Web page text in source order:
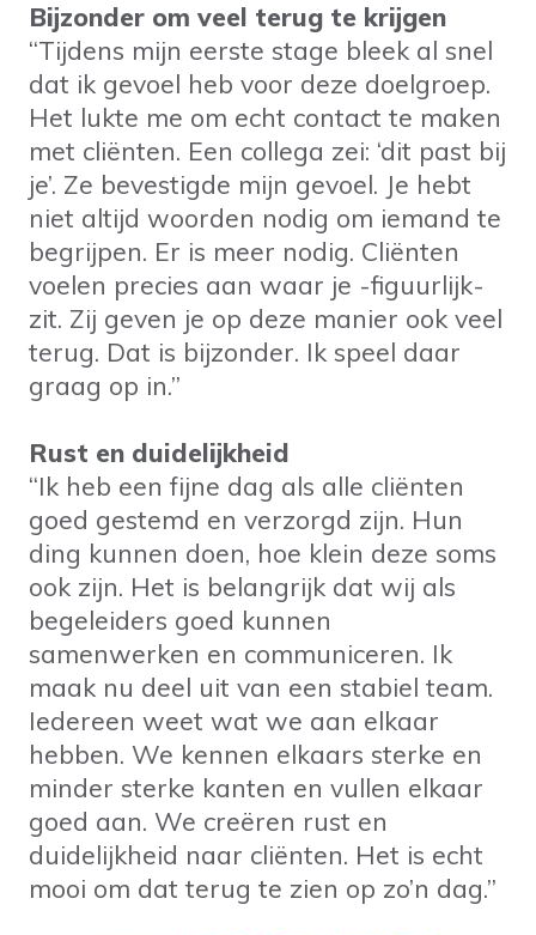
Bijzonder om veel terug te krijgen
“Tijdens mijn eerste stage bleek al snel
dat ik gevoel heb voor deze doelgroep.
Het lukte me om echt contact te maken
met cliënten. Een collega zei: ‘dit past bij
je’. Ze bevestigde mijn gevoel. Je hebt
niet altijd woorden nodig om iemand te
begrijpen. Er is meer nodig. Cliënten
voelen precies aan waar je -figuurlijk-
zit. Zij geven je op deze manier ook veel
terug. Dat is bijzonder. Ik speel daar
graag op in.”
Rust en duidelijkheid
“Ik heb een fijne dag als alle cliënten
goed gestemd en verzorgd zijn. Hun
ding kunnen doen, hoe klein deze soms
ook zijn. Het is belangrijk dat wij als
begeleiders goed kunnen
samenwerken en communiceren. Ik
maak nu deel uit van een stabiel team.
Iedereen weet wat we aan elkaar
hebben. We kennen elkaars sterke en
minder sterke kanten en vullen elkaar
goed aan. We creëren rust en
duidelijkheid naar cliënten. Het is echt
mooi om dat terug te zien op zo’n dag.”